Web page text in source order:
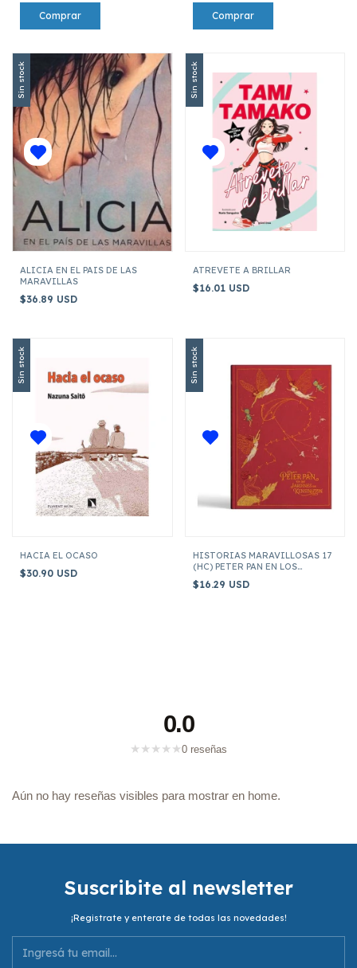
Sin stock
ALICIA EN EL PAIS DE LAS
MARAVILLAS
$36.89 USD
Sin stock
ATREVETE A BRILLAR
$16.01 USD
Sin stock
HACIA EL OCASO
$30.90 USD
Sin stock
HISTORIAS MARAVILLOSAS 17
(HC) PETER PAN EN LOS
$16.29 USD
0.0
★ ★ ★ ★ ★0 reseñas
Aún no hay reseñas visibles para mostrar en home.
Suscribite al newsletter
¡Registrate y enterate de todas las novedades!